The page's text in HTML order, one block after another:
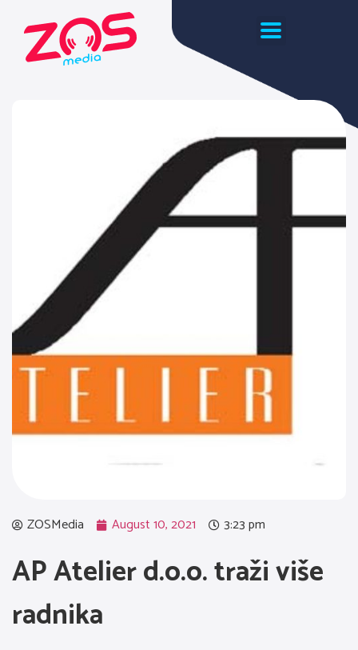
ZOSMedia August 10, 2021 3:23 pm
AP Atelier d.o.o. traži više
radnika